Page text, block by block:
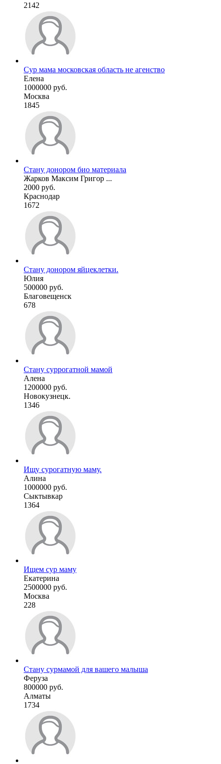
2142
Cур мама московская область не агенство
Елена
1000000 руб.
Москва
1845
Стану донором био материала
Жарков Максим Григор ...
2000 руб.
Краснодар
1672
Стану донором яйцеклетки.
Юлия
500000 руб.
Благовещенск
678
Стану суррогатной мамой
Алена
1200000 руб.
Новокузнецк.
1346
Ищу сурогатную маму.
Алина
1000000 руб.
Сыктывкар
1364
Ищем сур маму
Екатерина
2500000 руб.
Москва
228
Стану сурмамой для вашего малыша
Феруза
800000 руб.
Алматы
1734